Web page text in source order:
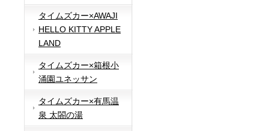
タイムズカー×AWAJI
HELLO KITTY APPLE
LAND
タイムズカー×箱根小
涌園ユネッサン
タイムズカー×有馬温
泉 太閤の湯